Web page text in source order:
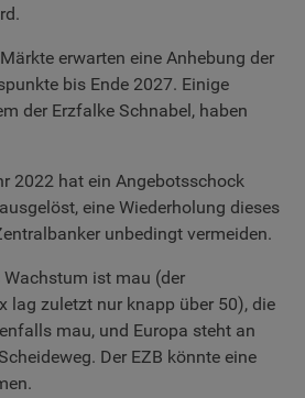
erwarten eine Anhebung der
bis Ende 2027. Einige
der Erzfalke Schnabel, haben
2022 hat ein Angebotsschock
eine Wiederholung dieses
unbedingt vermeiden.
Wachstum ist mau (der
lag zuletzt nur knapp über 50), die
mau, und Europa steht an
Der EZB könnte eine